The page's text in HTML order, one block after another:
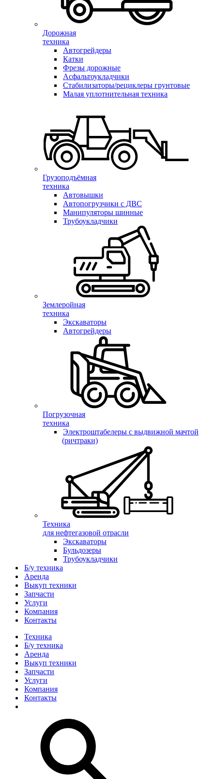
Дорожная
техника
Автогрейдеры
Катки
Фрезы дорожные
Асфальтоукладчики
Стабилизаторы/рециклеры грунтовые
Малая уплотнительная техника
Грузоподъёмная
техника
Автовышки
Автопогрузчики с ДВС
Манипуляторы шинные
Трубоукладчики
Землеройная
техника
Экскаваторы
Автогрейдеры
Погрузочная
техника
Электроштабелеры с выдвижной мачтой
(ричтраки)
Техника
для нефтегазовой отрасли
Экскаваторы
Бульдозеры
Трубоукладчики
Б/у техника
Аренда
Выкуп техники
Запчасти
Услуги
Компания
Контакты
Техника
Б/у техника
Аренда
Выкуп техники
Запчасти
Услуги
Компания
Контакты